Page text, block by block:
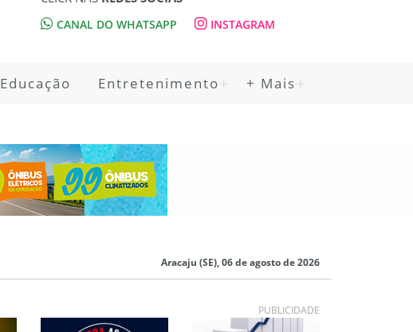
CANAL DO WHATSAPP INSTAGRAM
Educação Entretenimento + Mais
Aracaju (SE), 06 de agosto de 2026
PUBLICIDADE